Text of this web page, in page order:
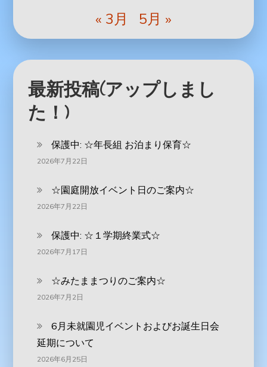
« 3月 5月 »
最新投稿(アップしまし
た！)
保護中: ‪☆年長組 お泊まり保育☆
2026年7月22日
☆園庭開放イベント日のご案内☆
2026年7月22日
保護中: ☆１学期終業式☆
2026年7月17日
☆みたままつりのご案内☆
2026年7月2日
6月未就園児イベントおよびお誕生日会
延期について
2026年6月25日